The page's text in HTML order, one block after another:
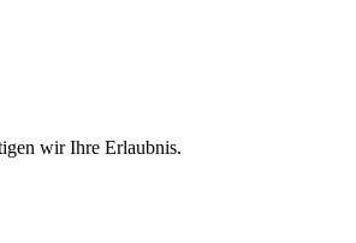
wir Ihre Erlaubnis.